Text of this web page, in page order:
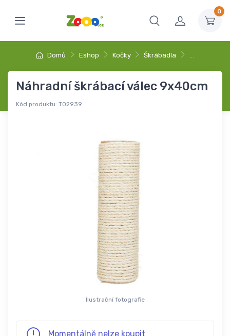
0
Domů Eshop Kočky Škrábadla …
Náhradní škrábací válec 9x40cm
Kód produktu: T02939
Ilustrační fotografie
Momentálně nelze koupit